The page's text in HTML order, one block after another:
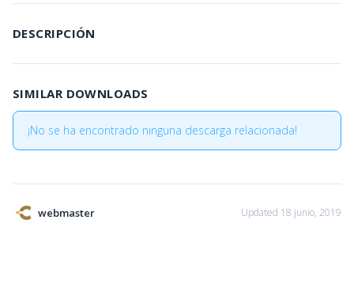
DESCRIPCIÓN
SIMILAR DOWNLOADS
¡No se ha encontrado ninguna descarga relacionada!
webmaster Updated 18 junio, 2019